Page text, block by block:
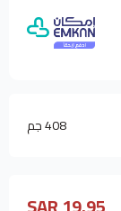
408 جم